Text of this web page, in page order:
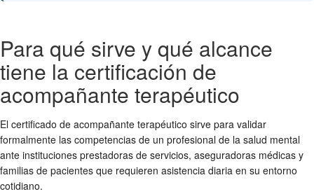
Para qué sirve y qué alcance
tiene la certificación de
acompañante terapéutico
El certificado de acompañante terapéutico sirve para validar
formalmente las competencias de un profesional de la salud mental
ante instituciones prestadoras de servicios, aseguradoras médicas y
familias de pacientes que requieren asistencia diaria en su entorno
cotidiano.